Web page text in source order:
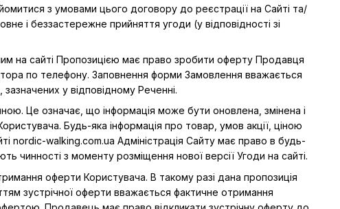
з умовами цього договору до реєстрації на Сайті та/
і беззастережне прийняття угоди (у відповідності зі
на сайті Пропозицією має право зробити оферту Продавця
по телефону. Заповнення форми Замовлення вважається
у відповідному Реченні.
Це означає, що інформація може бути оновлена, змінена і
Будь-яка інформація про товар, умов акції, ціною
nordic-walking.com.ua Адміністрація Сайту має право в будь-
чинності з моменту розміщення нової версії Угоди на сайті.
оферти Користувача. В такому разі дана пропозиція
зустрічної оферти вважається фактичне отримання